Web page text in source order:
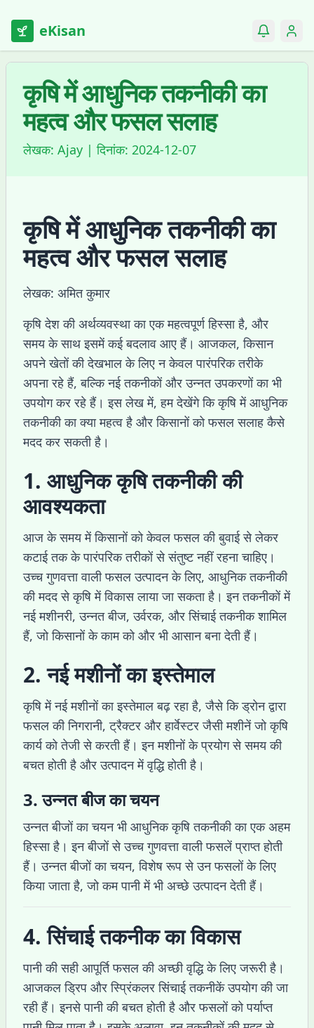
eKisan
कृषि में आधुनिक तकनीकी का
महत्व और फसल सलाह
लेखक: Ajay | दिनांक: 2024-12-07
कृषि में आधुनिक तकनीकी का
महत्व और फसल सलाह
लेखक: अमित कुमार
कृषि देश की अर्थव्यवस्था का एक महत्वपूर्ण हिस्सा है, और
समय के साथ इसमें कई बदलाव आए हैं। आजकल, किसान
अपने खेतों की देखभाल के लिए न केवल पारंपरिक तरीके
अपना रहे हैं, बल्कि नई तकनीकों और उन्नत उपकरणों का भी
उपयोग कर रहे हैं। इस लेख में, हम देखेंगे कि कृषि में आधुनिक
तकनीकी का क्या महत्व है और किसानों को फसल सलाह कैसे
मदद कर सकती है।
1. आधुनिक कृषि तकनीकी की
आवश्यकता
आज के समय में किसानों को केवल फसल की बुवाई से लेकर
कटाई तक के पारंपरिक तरीकों से संतुष्ट नहीं रहना चाहिए।
उच्च गुणवत्ता वाली फसल उत्पादन के लिए, आधुनिक तकनीकी
की मदद से कृषि में विकास लाया जा सकता है। इन तकनीकों में
नई मशीनरी, उन्नत बीज, उर्वरक, और सिंचाई तकनीक शामिल
हैं, जो किसानों के काम को और भी आसान बना देती हैं।
2. नई मशीनों का इस्तेमाल
कृषि में नई मशीनों का इस्तेमाल बढ़ रहा है, जैसे कि ड्रोन द्वारा
फसल की निगरानी, ट्रैक्टर और हार्वेस्टर जैसी मशीनें जो कृषि
कार्य को तेजी से करती हैं। इन मशीनों के प्रयोग से समय की
बचत होती है और उत्पादन में वृद्धि होती है।
3. उन्नत बीज का चयन
उन्नत बीजों का चयन भी आधुनिक कृषि तकनीकी का एक अहम
हिस्सा है। इन बीजों से उच्च गुणवत्ता वाली फसलें प्राप्त होती
हैं। उन्नत बीजों का चयन, विशेष रूप से उन फसलों के लिए
किया जाता है, जो कम पानी में भी अच्छे उत्पादन देती हैं।
4. सिंचाई तकनीक का विकास
पानी की सही आपूर्ति फसल की अच्छी वृद्धि के लिए जरूरी है।
आजकल ड्रिप और स्प्रिंकलर सिंचाई तकनीकें उपयोग की जा
रही हैं। इनसे पानी की बचत होती है और फसलों को पर्याप्त